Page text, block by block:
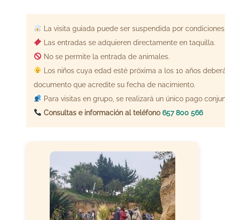
La visita guiada puede ser suspendida por
Las entradas se adquieren directamente en taquilla.
No se permite la entrada de animales.
Los niños cuya edad esté próxima a los 10 años
documento que acredite su fecha de nacimiento.
Para visitas en grupo, se realizará un único pago
Consultas e información al teléfono657 800 566